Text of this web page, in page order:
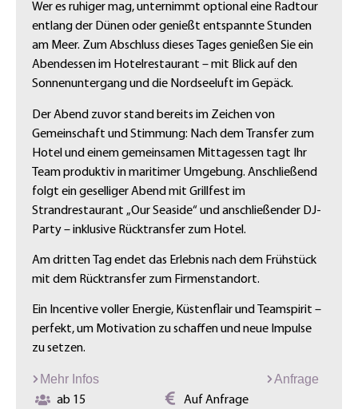
Wer es ruhiger mag, unternimmt optional eine Radtour
entlang der Dünen oder genießt entspannte Stunden
am Meer. Zum Abschluss dieses Tages genießen Sie ein
Abendessen im Hotelrestaurant – mit Blick auf den
Sonnenuntergang und die Nordseeluft im Gepäck.
Der Abend zuvor stand bereits im Zeichen von
Gemeinschaft und Stimmung: Nach dem Transfer zum
Hotel und einem gemeinsamen Mittagessen tagt Ihr
Team produktiv in maritimer Umgebung. Anschließend
folgt ein geselliger Abend mit Grillfest im
Strandrestaurant „Our Seaside“ und anschließender DJ-
Party – inklusive Rücktransfer zum Hotel.
Am dritten Tag endet das Erlebnis nach dem Frühstück
mit dem Rücktransfer zum Firmenstandort.
Ein Incentive voller Energie, Küstenflair und Teamspirit –
perfekt, um Motivation zu schaffen und neue Impulse
zu setzen.
Mehr Infos
Anfrage
ab 15
Auf Anfrage